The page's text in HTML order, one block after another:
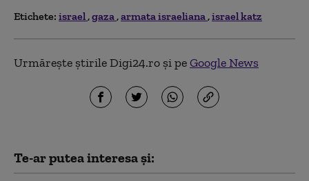
Etichete: israel gaza armata israeliana israel katz
Urmărește știrile Digi24.ro și peGoogle News
Te-ar putea interesa și: